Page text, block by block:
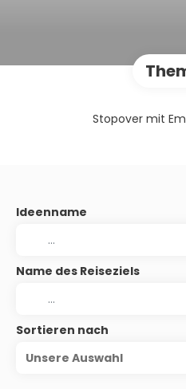
Stopover mit
Ideenname
Name des Reiseziels
Sortieren nach
Unsere Auswahl